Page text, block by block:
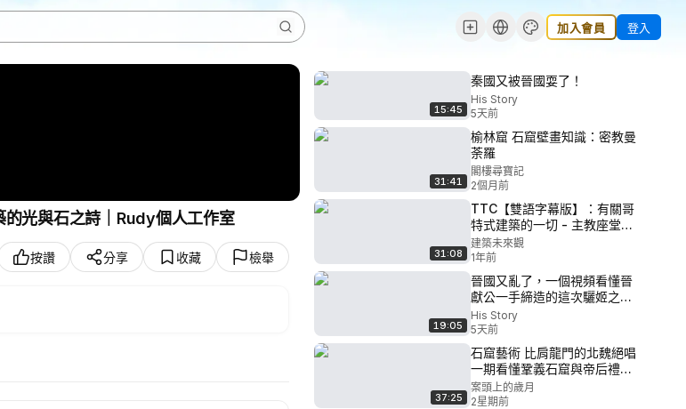
加入會員 登入
的光與石之詩｜Rudy個人工作室
按讚 分享 收藏 檢舉
15:45
秦國又被晉國耍了！
His Story
5天前
31:41
榆林窟 石窟壁畫知識：密教曼
荼羅
閣樓尋寶記
2個月前
31:08
TTC【雙語字幕版】：有關哥
特式建築的一切 - 主教座堂
（拜託，別再叫我主座教
堂！）::21_神聖羅馬帝國的哥
特式教堂
建築未來觀
1年前
19:05
晉國又亂了，一個視頻看懂晉
獻公一手締造的這次驪姬之
亂！
His Story
5天前
37:25
石窟藝術 比肩龍門的北魏絕唱
一期看懂鞏義石窟與帝后禮佛
圖
案頭上的歲月
2星期前